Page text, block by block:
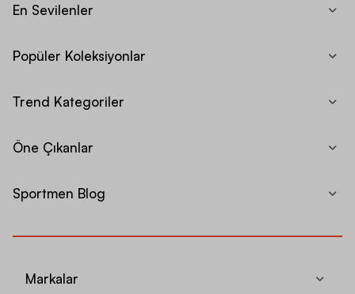
En Sevilenler
Popüler Koleksiyonlar
Trend Kategoriler
Öne Çıkanlar
Sportmen Blog
Markalar